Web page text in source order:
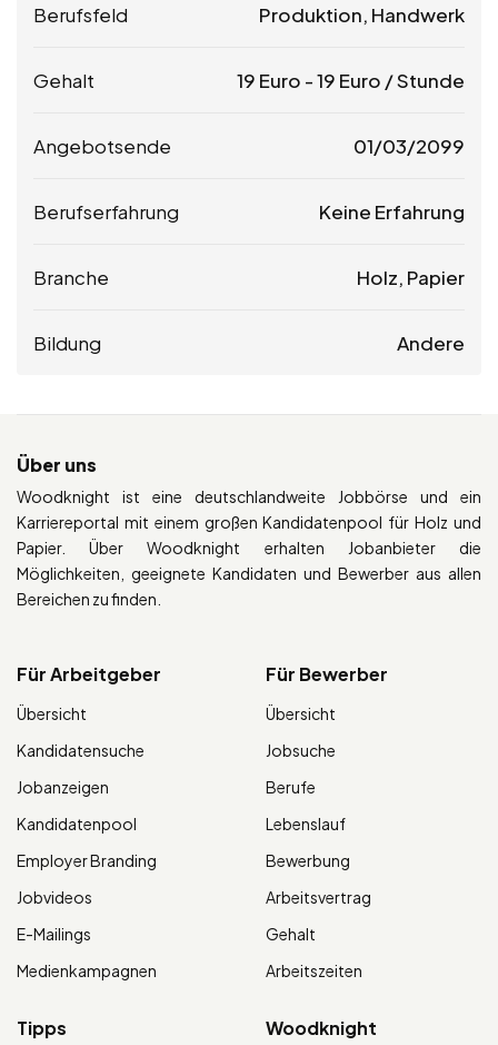
Berufsfeld Produktion, Handwerk
Gehalt 19 Euro -19 Euro / Stunde
Angebotsende 01/03/2099
Berufserfahrung Keine Erfahrung
Branche Holz, Papier
Bildung Andere
Über uns
Woodknight ist eine deutschlandweite Jobbörse und ein
Karriereportal mit einem großen Kandidatenpool für Holz und
Papier. Über Woodknight erhalten Jobanbieter die
Möglichkeiten, geeignete Kandidaten und Bewerber aus allen
Bereichen zu finden.
Für Arbeitgeber
Übersicht
Kandidatensuche
Jobanzeigen
Kandidatenpool
Employer Branding
Jobvideos
E-Mailings
Medienkampagnen
Für Bewerber
Übersicht
Jobsuche
Berufe
Lebenslauf
Bewerbung
Arbeitsvertrag
Gehalt
Arbeitszeiten
Tipps Woodknight